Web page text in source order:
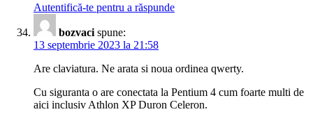
Autentifică-te pentru a răspunde
bozvaci spune:
13 septembrie 2023 la 21:58
Are claviatura. Ne arata si noua ordinea qwerty.
Cu siguranta o are conectata la Pentium 4 cum foarte multi de
aici inclusiv Athlon XP Duron Celeron.